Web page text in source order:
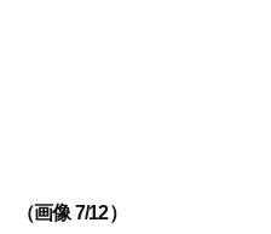
（画像 7/12）